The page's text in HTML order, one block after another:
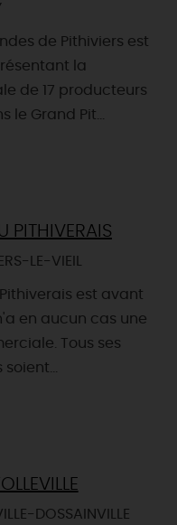
de Pithiviers est
la
de 17 producteurs
le Grand Pit...
PITHIVERAIS
LE-VIEIL
est avant
en aucun cas une
Tous ses
DOSSAINVILLE